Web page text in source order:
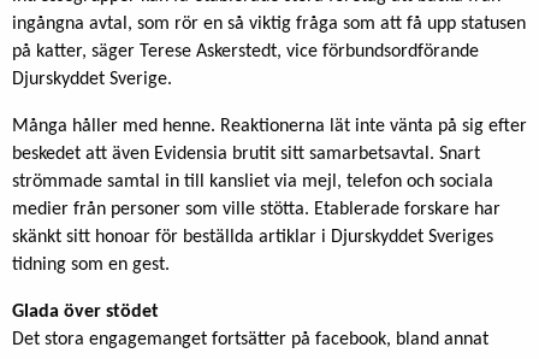
ingångna avtal, som rör en så viktig fråga som att få upp statusen
på katter, säger Terese Askerstedt, vice förbundsordförande
Djurskyddet Sverige.
Många håller med henne. Reaktionerna lät inte vänta på sig efter
beskedet att även Evidensia brutit sitt samarbetsavtal. Snart
strömmade samtal in till kansliet via mejl, telefon och sociala
medier från personer som ville stötta. Etablerade forskare har
skänkt sitt honoar för beställda artiklar i Djurskyddet Sveriges
tidning som en gest.
Glada över stödet
Det stora engagemanget fortsätter på facebook, bland annat